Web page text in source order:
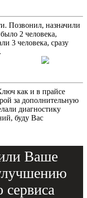
Позвонил, назначили
2 человека,
3 человека, сразу
как и в прайсе
за дополнительную
диагностику
буду Вас
Ваше
сервиса